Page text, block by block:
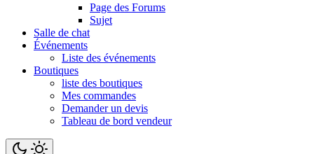
Page des Forums
Sujet
Salle de chat
Événements
Liste des événements
Boutiques
liste des boutiques
Mes commandes
Demander un devis
Tableau de bord vendeur